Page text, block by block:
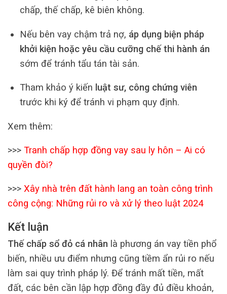
chấp, thế chấp, kê biên không.
Nếu bên vay chậm trả nợ, áp dụng biện pháp
khởi kiện hoặc yêu cầu cưỡng chế thi hành án
sớm để tránh tẩu tán tài sản.
Tham khảo ý kiến luật sư, công chứng viên
trước khi ký để tránh vi phạm quy định.
Xem thêm:
>>> Tranh chấp hợp đồng vay sau ly hôn – Ai có
quyền đòi?
>>> Xây nhà trên đất hành lang an toàn công trình
công cộng: Những rủi ro và xử lý theo luật 2024
Kết luận
Thế chấp sổ đỏ cá nhân là phương án vay tiền phổ
biến, nhiều ưu điểm nhưng cũng tiềm ẩn rủi ro nếu
làm sai quy trình pháp lý. Để tránh mất tiền, mất
đất, các bên cần lập hợp đồng đầy đủ điều khoản,